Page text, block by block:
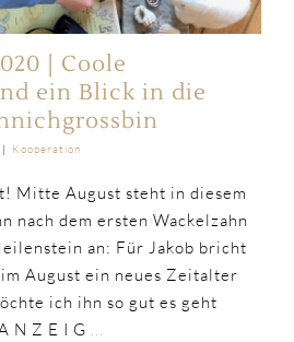
| Coole
ein Blick in die
| Kooperation
Mitte August steht in diesem
nach dem ersten Wackelzahn
an: Für Jakob bricht
August ein neues Zeitalter
ich ihn so gut es geht
N Z E I G ...